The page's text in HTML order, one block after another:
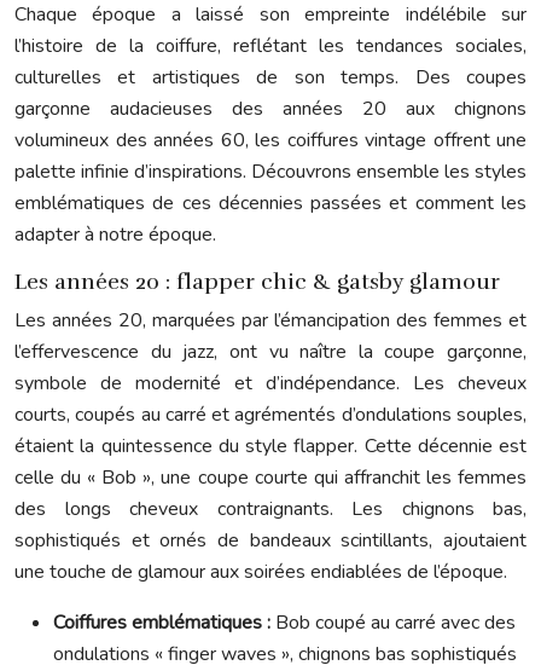
Chaque époque a laissé son empreinte indélébile sur
l’histoire de la coiffure, reflétant les tendances sociales,
culturelles et artistiques de son temps. Des coupes
garçonne audacieuses des années 20 aux chignons
volumineux des années 60, les coiffures vintage offrent une
palette infinie d’inspirations. Découvrons ensemble les styles
emblématiques de ces décennies passées et comment les
adapter à notre époque.
Les années 20 : flapper chic & gatsby glamour
Les années 20, marquées par l’émancipation des femmes et
l’effervescence du jazz, ont vu naître la coupe garçonne,
symbole de modernité et d’indépendance. Les cheveux
courts, coupés au carré et agrémentés d’ondulations souples,
étaient la quintessence du style flapper. Cette décennie est
celle du « Bob », une coupe courte qui affranchit les femmes
des longs cheveux contraignants. Les chignons bas,
sophistiqués et ornés de bandeaux scintillants, ajoutaient
une touche de glamour aux soirées endiablées de l’époque.
Coiffures emblématiques : Bob coupé au carré avec des
ondulations « finger waves », chignons bas sophistiqués